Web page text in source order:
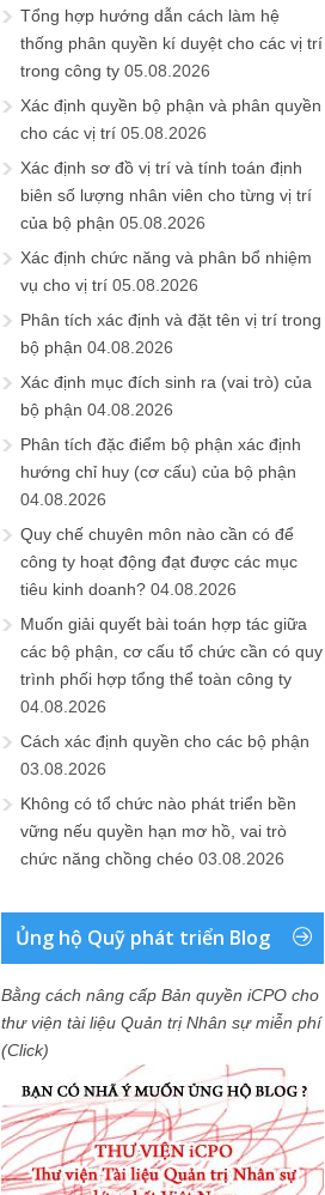
Tổng hợp hướng dẫn cách làm hệ
thống phân quyền kí duyệt cho các vị trí
trong công ty 05.08.2026
Xác định quyền bộ phận và phân quyền
cho các vị trí 05.08.2026
Xác định sơ đồ vị trí và tính toán định
biên số lượng nhân viên cho từng vị trí
của bộ phận 05.08.2026
Xác định chức năng và phân bổ nhiệm
vụ cho vị trí 05.08.2026
Phân tích xác định và đặt tên vị trí trong
bộ phận 04.08.2026
Xác định mục đích sinh ra (vai trò) của
bộ phận 04.08.2026
Phân tích đặc điểm bộ phận xác định
hướng chỉ huy (cơ cấu) của bộ phận
04.08.2026
Quy chế chuyên môn nào cần có để
công ty hoạt động đạt được các mục
tiêu kinh doanh? 04.08.2026
Muốn giải quyết bài toán hợp tác giữa
các bộ phận, cơ cấu tổ chức cần có quy
trình phối hợp tổng thể toàn công ty
04.08.2026
Cách xác định quyền cho các bộ phận
03.08.2026
Không có tổ chức nào phát triển bền
vững nếu quyền hạn mơ hồ, vai trò
chức năng chồng chéo 03.08.2026
Ủng hộ Quỹ phát triển Blog
Bằng cách nâng cấp Bản quyền iCPO cho
thư viện tài liệu Quản trị Nhân sự miễn phí
(Click)